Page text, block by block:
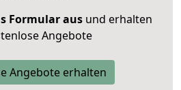
Formular ausund erhalten
Angebote
Angebote erhalten